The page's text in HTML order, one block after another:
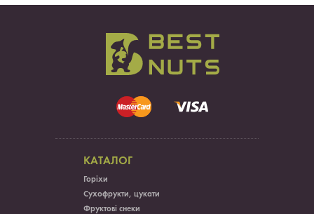
КАТАЛОГ
Горіхи
Сухофрукти, цукати
Фруктові снеки